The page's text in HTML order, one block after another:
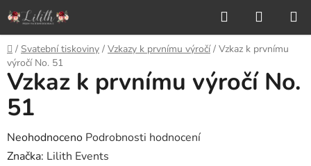
Přejít
na
obsah
Hledat
KOŠÍK
Domů
/ Svatební tiskoviny / Vzkazy k prvnímu výročí / Vzkaz k prvnímu
výročí No. 51
Vzkaz k prvnímu výročí No.
51
Průměrné
hodnocení
Neohodnoceno Podrobnosti hodnocení
Značka: Lilith Events